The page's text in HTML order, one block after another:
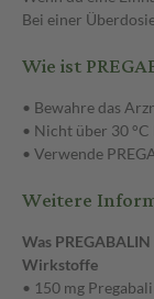
Bei einer
Wie ist
• Bewahre das
• Nicht über 30 °C
• Verwende
Weitere
Was
Wirkstoffe
• 150 mg